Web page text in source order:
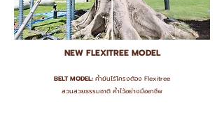
NEW FLEXITREE MODEL
BELT MODEL: ค้ำยันไร้โครงต้อง Flexitree
สวนสวยธรรมชาติ ค้ำไว้อย่างมืออาชีพ